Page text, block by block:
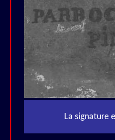
La signature